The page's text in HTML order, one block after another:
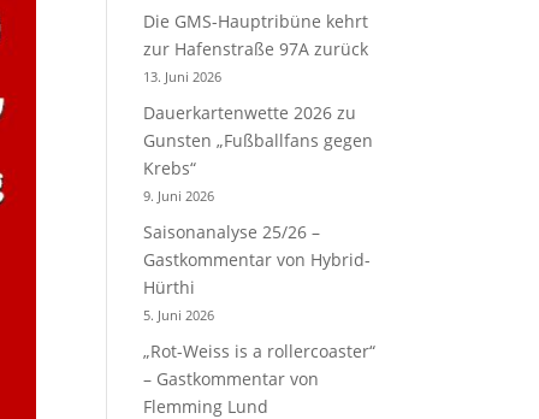
Die GMS-Hauptribüne kehrt
zur Hafenstraße 97A zurück
13. Juni 2026
Dauerkartenwette 2026 zu
Gunsten „Fußballfans gegen
Krebs“
9. Juni 2026
Saisonanalyse 25/26 –
Gastkommentar von Hybrid-
Hürthi
5. Juni 2026
„Rot-Weiss is a rollercoaster“
– Gastkommentar von
Flemming Lund